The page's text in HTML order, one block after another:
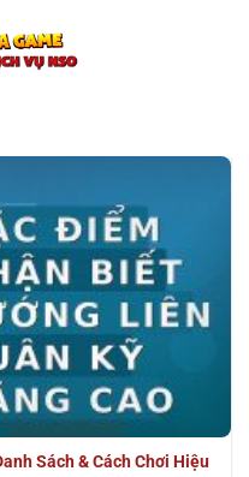
Sách & Cách Chơi Hiệu